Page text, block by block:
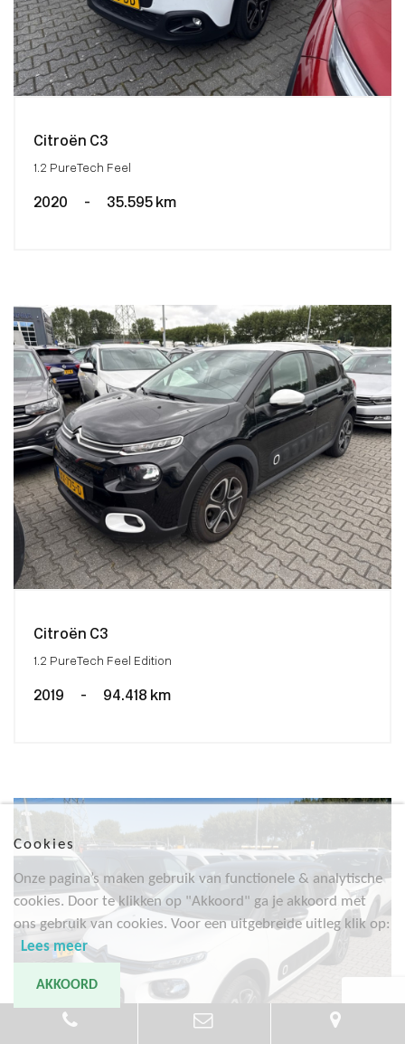
Citroën C3
1.2 PureTech Feel
2020 - 35.595 km
Citroën C3
1.2 PureTech Feel Edition
2019 - 94.418 km
Cookies
Onze pagina’s maken gebruik van functionele & analytische
cookies. Door te klikken op "Akkoord" ga je akkoord met
ons gebruik van cookies. Voor een uitgebreide uitleg klik op:
Lees meer
AKKOORD